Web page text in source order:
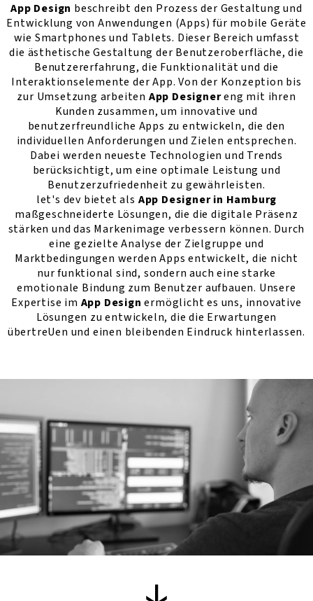
App Design beschreibt den Prozess der Gestaltung und
Entwicklung von Anwendungen (Apps) für mobile Geräte
wie Smartphones und Tablets. Dieser Bereich umfasst
die ästhetische Gestaltung der Benutzeroberfläche, die
Benutzererfahrung, die Funktionalität und die
Interaktionselemente der App. Von der Konzeption bis
zur Umsetzung arbeiten App Designereng mit ihren
Kunden zusammen, um innovative und
benutzerfreundliche Apps zu entwickeln, die den
individuellen Anforderungen und Zielen entsprechen.
Dabei werden neueste Technologien und Trends
berücksichtigt, um eine optimale Leistung und
Benutzerzufriedenheit zu gewährleisten.
let's dev bietet als App Designer in Hamburg
maßgeschneiderte Lösungen, die die digitale Präsenz
stärken und das Markenimage verbessern können. Durch
eine gezielte Analyse der Zielgruppe und
Marktbedingungen werden Apps entwickelt, die nicht
nur funktional sind, sondern auch eine starke
emotionale Bindung zum Benutzer aufbauen. Unsere
Expertise im App Design ermöglicht es uns, innovative
Lösungen zu entwickeln, die die Erwartungen
übertreUen und einen bleibenden Eindruck hinterlassen.